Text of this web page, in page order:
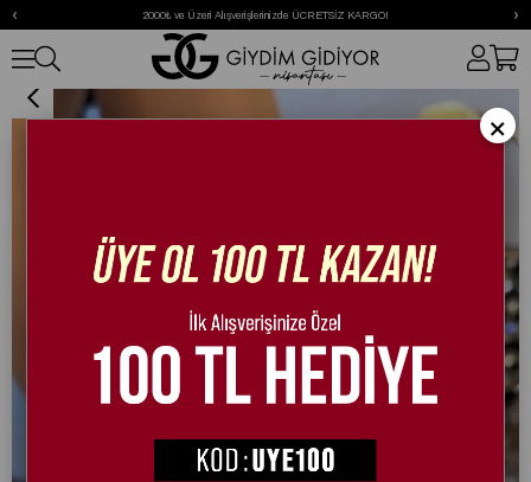
2000₺ ve Üzeri Alışverişlerinizde ÜCRETSİZ KARGO!
‹ ›
Lolo Süet Özel Tasarım Spor Ayakkabı Kahverengi
×